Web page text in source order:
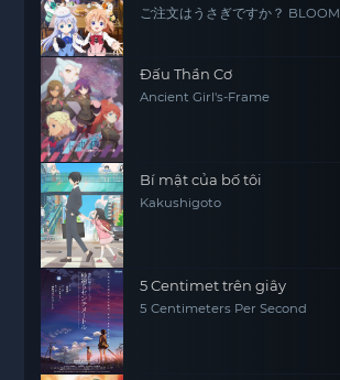
ご注文はうさぎですか？ BLOOM
Đấu Thần Cơ
Ancient Girl's-Frame
Bí mật của bố tôi
Kakushigoto
5 Centimet trên giây
5 Centimeters Per Second